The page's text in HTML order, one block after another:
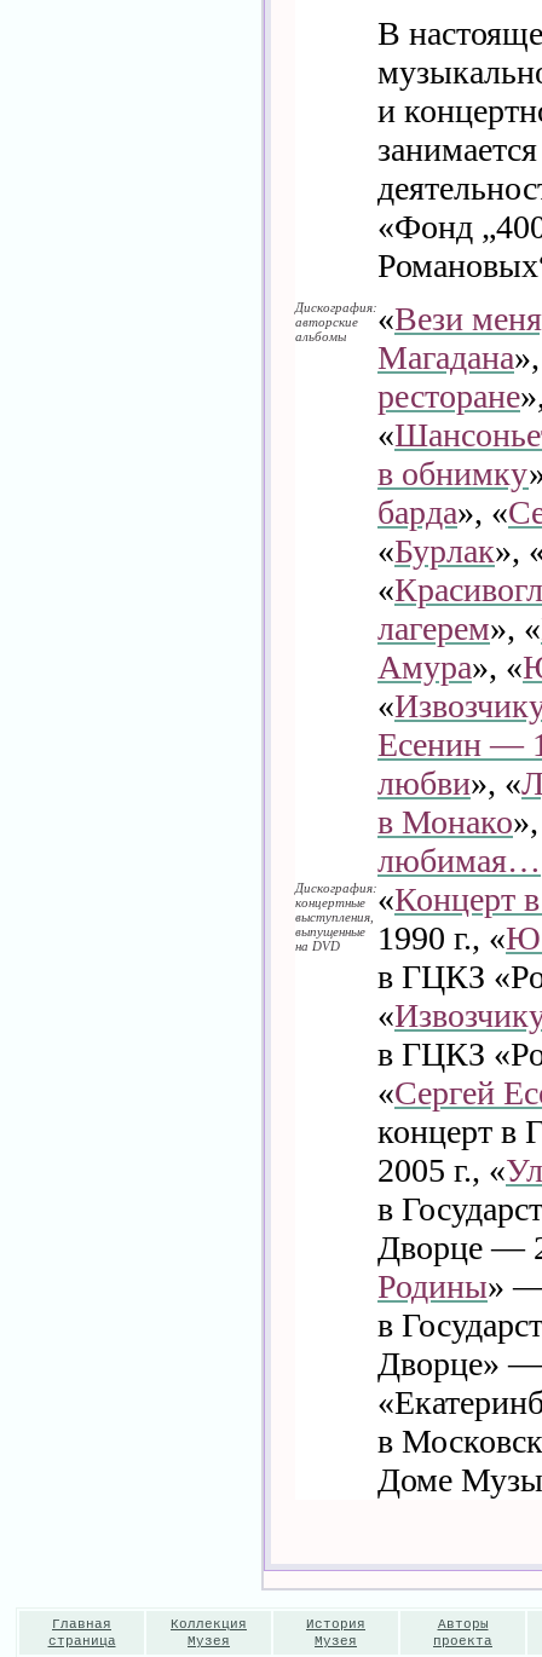
В
и
«Фонд
Дискография:
авторские
альбомы
«Вези
Магадана
ресторане
«
в обнимку
барда», «
«Бурлак»,
«
лагерем», «
Амура», «
«
Есенин —
любви», «
в Монако
любимая…
Дискография:
концертные
выступления,
выпущенные
на DVD
«Концерт
1990 г., «
в ГЦКЗ
«
в ГЦКЗ
«Сергей
концерт в
2005 г., «
в
Дворце —
Родины» —
в
Дворце» —
в
Доме
Главная
страница
Коллекция
Музея
История
Музея
Авторы
проекта